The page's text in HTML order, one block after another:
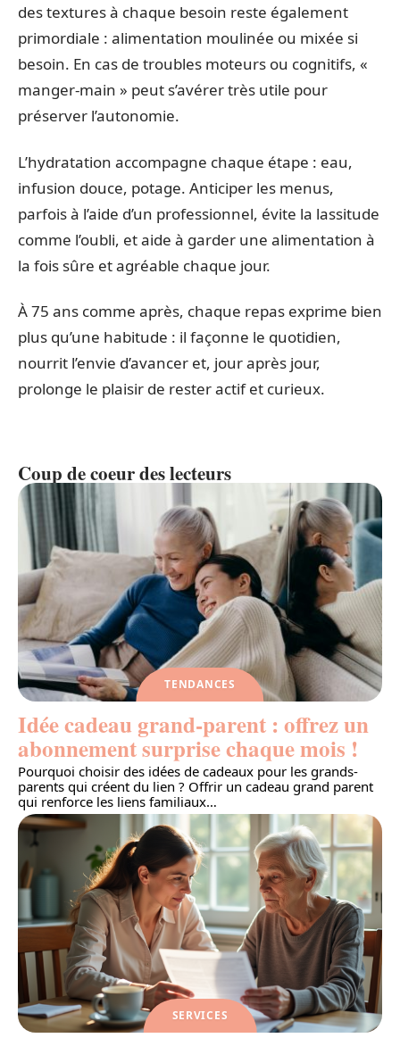
des textures à chaque besoin reste également
primordiale : alimentation moulinée ou mixée si
besoin. En cas de troubles moteurs ou cognitifs, «
manger-main » peut s’avérer très utile pour
préserver l’autonomie.
L’hydratation accompagne chaque étape : eau,
infusion douce, potage. Anticiper les menus,
parfois à l’aide d’un professionnel, évite la lassitude
comme l’oubli, et aide à garder une alimentation à
la fois sûre et agréable chaque jour.
À 75 ans comme après, chaque repas exprime bien
plus qu’une habitude : il façonne le quotidien,
nourrit l’envie d’avancer et, jour après jour,
prolonge le plaisir de rester actif et curieux.
Coup de coeur des lecteurs
TENDANCES
Idée cadeau grand-parent : offrez un
abonnement surprise chaque mois !
Pourquoi choisir des idées de cadeaux pour les grands-
parents qui créent du lien ? Offrir un cadeau grand parent
qui renforce les liens familiaux…
SERVICES